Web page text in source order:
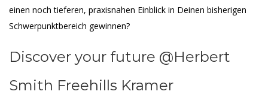
einen noch tieferen, praxisnahen Einblick in Deinen bisherigen
Schwerpunktbereich gewinnen?
Discover your future @Herbert
Smith Freehills Kramer